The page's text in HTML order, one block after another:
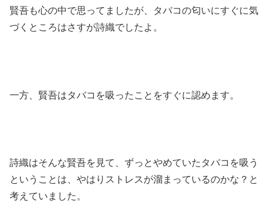
賢吾も心の中で思ってましたが、タバコの匂いにすぐに気
づくところはさすが詩織でしたよ。
一方、賢吾はタバコを吸ったことをすぐに認めます。
詩織はそんな賢吾を見て、ずっとやめていたタバコを吸う
ということは、やはりストレスが溜まっているのかな？と
考えていました。